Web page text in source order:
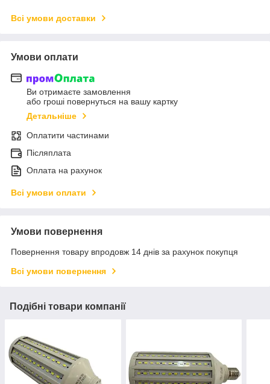
Всі умови доставки
Умови оплати
Ви отримаєте замовлення
або гроші повернуться на вашу картку
Детальніше
Оплатити частинами
Післяплата
Оплата на рахунок
Всі умови оплати
Умови повернення
Повернення товару впродовж 14 днів за рахунок покупця
Всі умови повернення
Подібні товари компанії